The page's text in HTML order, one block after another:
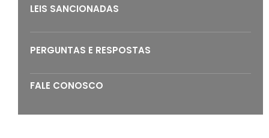
LEIS SANCIONADAS
PERGUNTAS E RESPOSTAS
FALE CONOSCO